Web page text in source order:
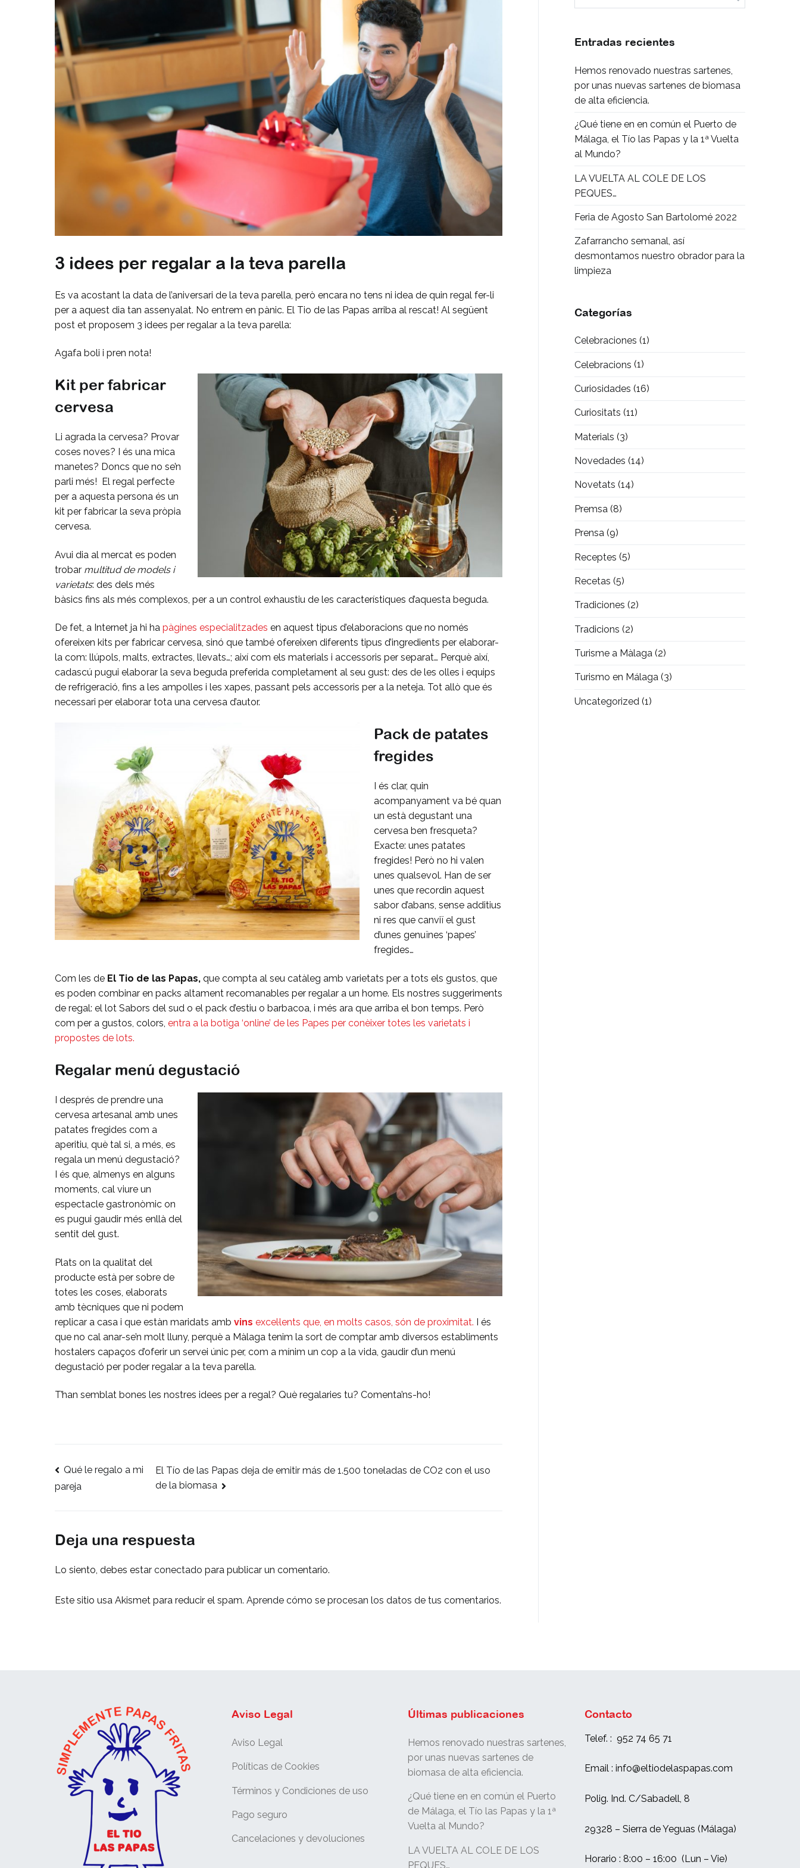
3 idees per regalar a la teva parella
Es va acostant la data de l’aniversari de la teva parella, però encara no tens ni idea de quin regal fer-li
per a aquest dia tan assenyalat. No entrem en pànic. El Tio de las Papas arriba al rescat! Al següent
post et proposem 3 idees per regalar a la teva parella:
Agafa boli i pren nota!
Kit per fabricar
cervesa
Li agrada la cervesa? Provar
coses noves? I és una mica
manetes? Doncs que no se’n
parli més! El regal perfecte
per a aquesta persona és un
kit per fabricar la seva pròpia
cervesa.
Avui dia al mercat es poden
trobar multitud de models i
varietats: des dels més
bàsics fins als més complexos, per a un control exhaustiu de les característiques d’aquesta beguda.
De fet, a Internet ja hi ha pàgines especialitzades en aquest tipus d’elaboracions que no només
ofereixen kits per fabricar cervesa, sinó que també ofereixen diferents tipus d’ingredients per elaborar-
la com: llúpols, malts, extractes, llevats…; així com els materials i accessoris per separat… Perquè així,
cadascú pugui elaborar la seva beguda preferida completament al seu gust: des de les olles i equips
de refrigeració, fins a les ampolles i les xapes, passant pels accessoris per a la neteja. Tot allò que és
necessari per elaborar tota una cervesa d’autor.
Pack de patates
fregides
I és clar, quin
acompanyament va bé quan
un està degustant una
cervesa ben fresqueta?
Exacte: unes patates
fregides! Però no hi valen
unes qualsevol. Han de ser
unes que recordin aquest
sabor d’abans, sense additius
ni res que canviï el gust
d’unes genuïnes ‘papes’
fregides…
Com les de El Tio de las Papas, que compta al seu catàleg amb varietats per a tots els gustos, que
es poden combinar en packs altament recomanables per regalar a un home. Els nostres suggeriments
de regal: el lot Sabors del sud o el pack d’estiu o barbacoa, i més ara que arriba el bon temps. Però
com per a gustos, colors, entra a la botiga ‘online’ de les Papes per conèixer totes les varietats i
propostes de lots.
Regalar menú degustació
I després de prendre una
cervesa artesanal amb unes
patates fregides com a
aperitiu, què tal si, a més, es
regala un menú degustació?
I és que, almenys en alguns
moments, cal viure un
espectacle gastronòmic on
es pugui gaudir més enllà del
sentit del gust.
Plats on la qualitat del
producte està per sobre de
totes les coses, elaborats
amb tècniques que ni podem
replicar a casa i que estàn maridats amb vins excel·lents que, en molts casos, són de proximitat. I és
que no cal anar-se’n molt lluny, perquè a Màlaga tenim la sort de comptar amb diversos establiments
hostalers capaços d’oferir un servei únic per, com a mínim un cop a la vida, gaudir d’un menú
degustació per poder regalar a la teva parella.
T’han semblat bones les nostres idees per a regal? Què regalaries tu? Comenta’ns-ho!
Navegación
Qué le regalo a mi
pareja
El Tío de las Papas deja de emitir más de 1.500 toneladas de CO2 con el uso
de la biomasa
Deja una respuesta
Lo siento, debes estar conectado para publicar un comentario.
Este sitio usa Akismet para reducir el spam. Aprende cómo se procesan los datos de tus comentarios.
Entradas recientes
Hemos renovado nuestras sartenes,
por unas nuevas sartenes de biomasa
de alta eficiencia.
¿Qué tiene en en común el Puerto de
Málaga, el Tío las Papas y la 1ª Vuelta
al Mundo?
LA VUELTA AL COLE DE LOS
PEQUES…
Feria de Agosto San Bartolomé 2022
Zafarrancho semanal, así
desmontamos nuestro obrador para la
limpieza
Categorías
Celebraciones (1)
Celebracions (1)
Curiosidades (16)
Curiositats (11)
Materials (3)
Novedades (14)
Novetats (14)
Premsa (8)
Prensa (9)
Receptes (5)
Recetas (5)
Tradiciones (2)
Tradicions (2)
Turisme a Màlaga (2)
Turismo en Málaga (3)
Uncategorized (1)
Aviso Legal
Aviso Legal
Políticas de Cookies
Términos y Condiciones de uso
Pago seguro
Cancelaciones y devoluciones
Últimas publicaciones
Hemos renovado nuestras sartenes,
por unas nuevas sartenes de
biomasa de alta eficiencia.
¿Qué tiene en en común el Puerto
de Málaga, el Tío las Papas y la 1ª
Vuelta al Mundo?
LA VUELTA AL COLE DE LOS
PEQUES…
Contacto
Telef. : 952 74 65 71
Email : info@eltiodelaspapas.com
Polig. Ind. C/Sabadell, 8
29328 – Sierra de Yeguas (Málaga)
Horario : 8:00 – 16:00 (Lun – Vie)